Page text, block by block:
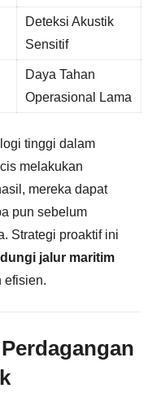
Deteksi Akustik
Sensitif
Daya Tahan
Operasional Lama
tinggi dalam
melakukan
mereka dapat
pun sebelum
Strategi proaktif ini
jalur maritim
efisien.